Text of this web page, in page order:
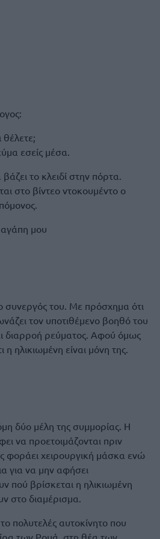
θέλετε;
εσείς μέσα.
το κλειδί στην πόρτα.
στο βίντεο ντοκουμέντο ο
μου
ο συνεργός του. Με πρόσχημα ότι
τον υποτιθέμενο βοηθό του
διαρροή ρεύματος. Αφού όμως
ηλικιωμένη είναι μόνη της.
δύο μέλη της συμμορίας. Η
να προετοιμάζονται πριν
φοράει χειρουργική μάσκα ενώ
για να μην αφήσει
πού βρίσκεται η ηλικιωμένη
στο διαμέρισμα.
πολυτελές αυτοκίνητο που
των Ρομά, στη θέα των